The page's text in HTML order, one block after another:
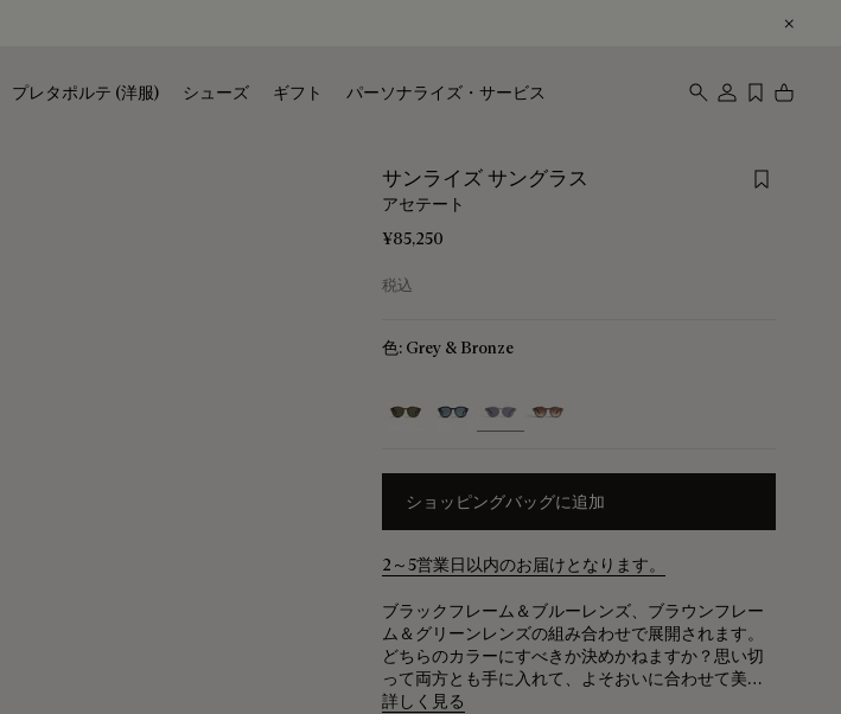
プレタポルテ (洋服) シューズ ギフト
パーソナライズ・サービス
サンライズ サングラス
Save for
アセテート
¥85,250
税込
色: Grey & Bronze
ショッピングバッグに追加
2～5営業日以内のお届けとなります。
ブラックフレーム＆ブルーレンズ、ブラウンフレー
ム＆グリーンレンズの組み合わせで展開されます。
どちらのカラーにすべきか決めかねますか？思い切
って両方とも手に入れて、よそおいに合わせて美し
いコーディネートを楽しんでみませんか。メゾンの
詳しく見る